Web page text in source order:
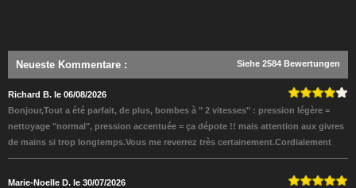
Neueste Kommentare : Siehe 2584 Bewertungen
Richard B. le 06/08/2026
Bonjour,Tout a été parfait, de plus, bombes à " 2 vitesses" : pression légère =
nettoyage "normal", pression accentuée = ça dépote !! mais attention aux givres
de mains si trop longtemps.Vous me reverrez très certainement.Cordialement
Marie-Noelle D. le 30/07/2026